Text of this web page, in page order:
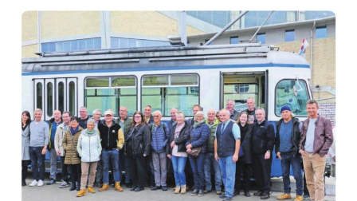
Paper
Newsletter
App